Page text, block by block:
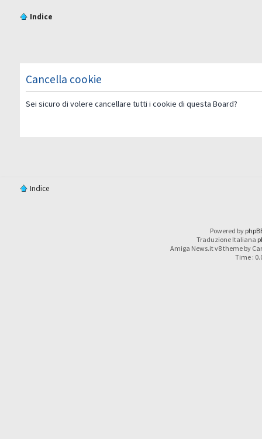
Indice
Cancella cookie
Sei sicuro di volere cancellare tutti i cookie di questa Board?
Indice
Powered by
Traduzione Italiana
Amiga News.it v8 theme by
Time :